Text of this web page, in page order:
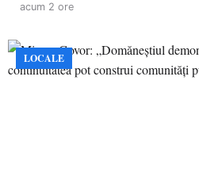
acum 2 ore
LOCALE